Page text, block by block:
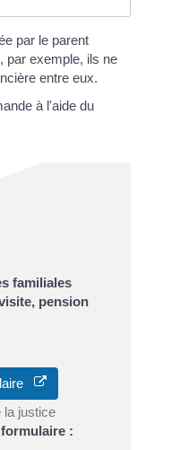
par le parent
par exemple, ils ne
entre eux.
à l'aide du
familiales
pension
la justice
: